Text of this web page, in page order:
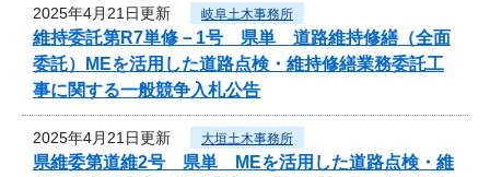
2025年4月21日更新 岐阜土木事務所
維持委託第R7単修－1号 県単 道路維持修繕（全面
委託）MEを活用した道路点検・維持修繕業務委託工
事に関する一般競争入札公告
2025年4月21日更新 大垣土木事務所
県維委第道維2号 県単 MEを活用した道路点検・維